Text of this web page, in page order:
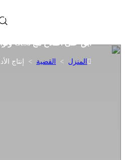
ابقَ على اطلاع مع Geso وتواصل مع الابتكار العالمي
المنزل > القضية > إنتاج